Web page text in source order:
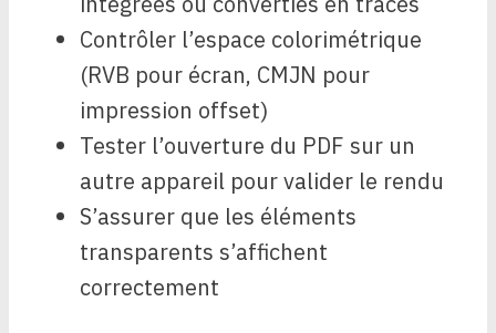
Contrôler l’espace colorimétrique
(RVB pour écran, CMJN pour
impression offset)
Tester l’ouverture du PDF sur un
autre appareil pour valider le rendu
S’assurer que les éléments
transparents s’affichent
correctement